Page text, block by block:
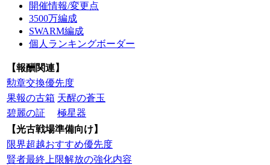
開催情報/変更点
3500万編成
SWARM編成
個人ランキングボーダー
【報酬関連】
勲章交換優先度
果報の古箱 天醒の蒼玉
碧麗の証
極星器
【光古戦場準備向け】
限界超越おすすめ優先度
賢者最終上限解放の強化内容